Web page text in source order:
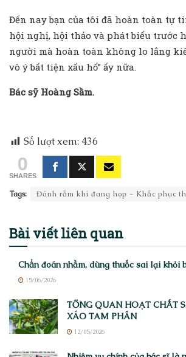
Đến nay bạn của tôi đã hoàn toàn tự
hội nghị, hội thảo và phát biểu trước
người mà hoàn toàn không lo lắng
vô ý bất tiện xấu hổ” ấy nữa.
Bác sỹ Hoàng Sầm.
Số lượt xem: 436
0
SHARES
Tags: Đánh rắm khi đang họp - Khắc phục
Bài viếtliên quan
Chẩn đoán nhầm, dùng thuốc sai lại khỏi
15/06/2026
TỔNG QUAN HOẠT CHẤT
XÁO TAM PHÂN
12/05/2026